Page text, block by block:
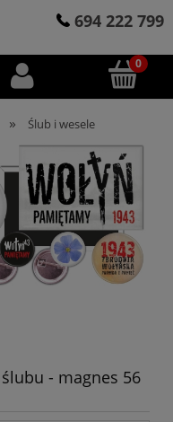
694 222 799
» Ślub i wesele
- magnes 56